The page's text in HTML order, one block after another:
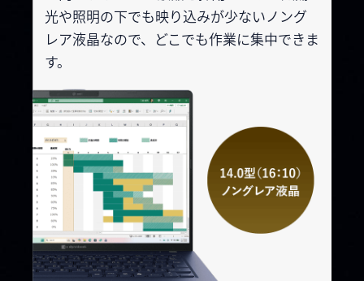
光や照明の下でも映り込みが少ないノング
レア液晶なので、どこでも作業に集中できま
す。